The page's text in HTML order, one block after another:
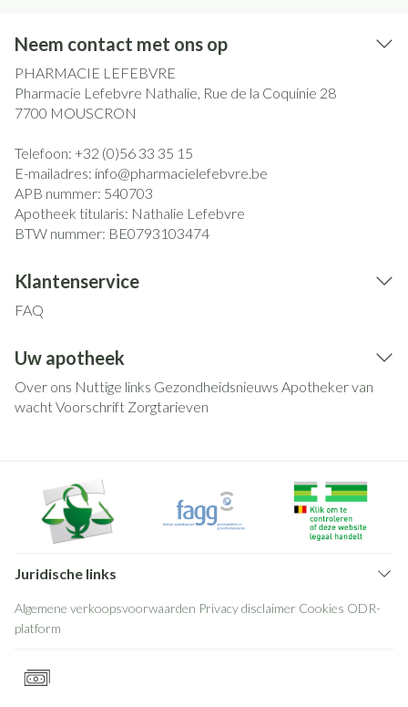
Neem contact met ons op
PHARMACIE LEFEBVRE
Pharmacie Lefebvre Nathalie, Rue de la Coquinie 28
7700 MOUSCRON
Telefoon: +32 (0)56 33 35 15
E-mailadres: info@pharmacielefebvre.be
APB nummer: 540703
Apotheek titularis: Nathalie Lefebvre
BTW nummer: BE0793103474
Klantenservice
FAQ
Uw apotheek
Over ons Nuttige links Gezondheidsnieuws Apotheker van
wachtVoorschrift Zorgtarieven
Juridische links
Algemene verkoopsvoorwaarden Privacy disclaimer Cookies ODR-
platform